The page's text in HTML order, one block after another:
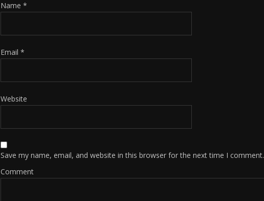
Name *
Email *
Website
Save my name, email, and website in this browser for the next time I comment.
Comment